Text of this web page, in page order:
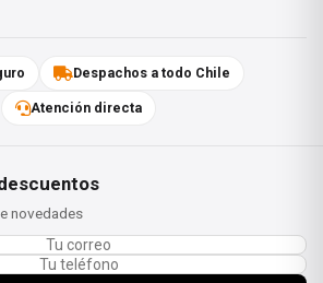
Despachos a todo Chile
Atención directa
novedades